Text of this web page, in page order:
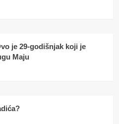
je 29-godišnjak koji je
Maju